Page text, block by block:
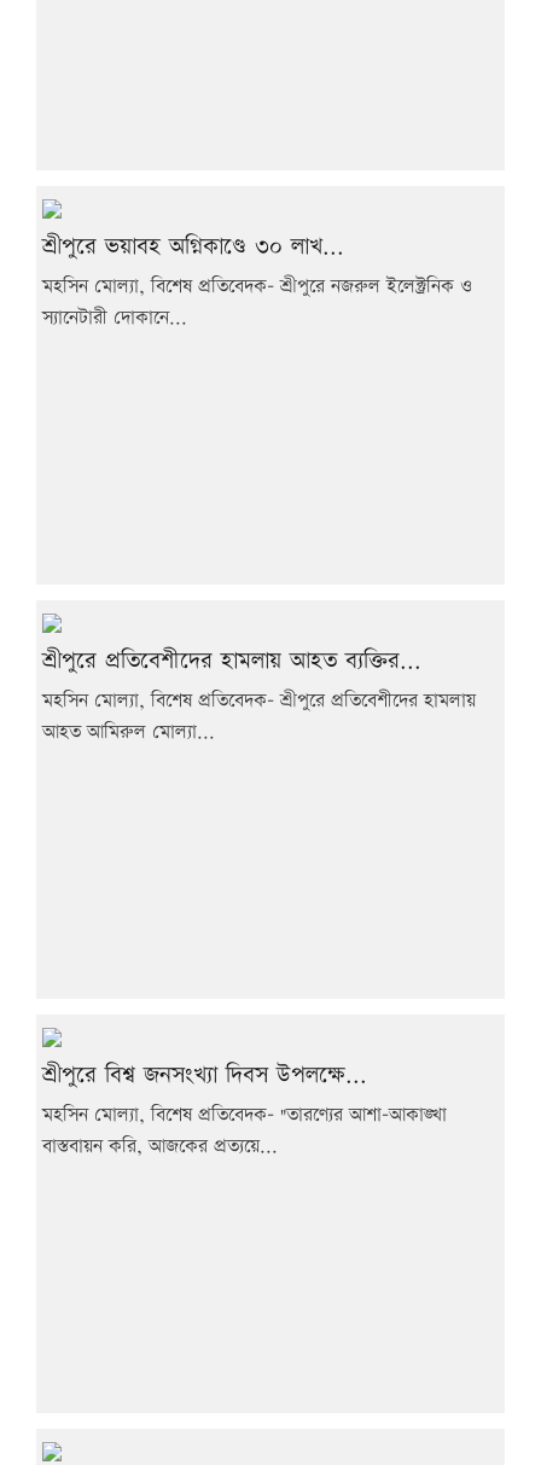
শ্রীপুরে ভয়াবহ অগ্নিকাণ্ডে ৩০ লাখ...
মহসিন মোল্যা, বিশেষ প্রতিবেদক- শ্রীপুরে নজরুল ইলেক্ট্রনিক ও
স্যানেটারী দোকানে...
শ্রীপুরে প্রতিবেশীদের হামলায় আহত ব্যক্তির...
মহসিন মোল্যা, বিশেষ প্রতিবেদক- শ্রীপুরে প্রতিবেশীদের হামলায়
আহত আমিরুল মোল্যা...
শ্রীপুরে বিশ্ব জনসংখ্যা দিবস উপলক্ষে...
মহসিন মোল্যা, বিশেষ প্রতিবেদক- "তারণ্যের আশা-আকাঙ্খা
বাস্তবায়ন করি, আজকের প্রত্যয়ে...